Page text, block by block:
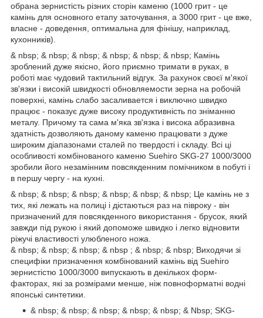
обрана зернистість різних сторін каменю (1000 грит - це
камінь для основного етапу заточування, а 3000 грит - це вже,
власне - доведення, оптимальна для фінішу, наприклад,
кухонників).
& nbsp; & nbsp; & nbsp; & nbsp; & nbsp; & nbsp; Камінь
зроблений дуже якісно, ​​його приємно тримати в руках, в
роботі має чудовий тактильний відгук. За рахунок своєї м'якої
зв'язки і високій швидкості обновляемости зерна на робочій
поверхні, камінь слабо засаливается і виключно швидко
працює - показує дуже високу продуктивність по зніманню
металу. Причому та сама м'яка зв'язка і висока абразивна
здатність дозволяють даному каменю працювати з дуже
широким діапазонами сталей по твердості і складу. Всі ці
особливості комбінованого каменю Suehiro SKG-27 1000/3000
зробили його незамінним повсякденним помічником в побуті і
в першу чергу - на кухні.
& nbsp; & nbsp; & nbsp; & nbsp; & nbsp; & nbsp; Це камінь не з
тих, які лежать на полиці і дістаються раз на півроку - він
призначений для повсякденного використання - брусок, який
завжди під рукою і який допоможе швидко і легко відновити
ріжучі властивості улюбленого ножа.
& nbsp; & nbsp; & nbsp; & nbsp ; & nbsp; & nbsp; Виходячи зі
специфіки призначення комбінований камінь від Suehiro
зернистістю 1000/3000 випускають в декількох форм-
факторах, які за розмірами менше, ніж повноформатні водні
японські синтетики.
& nbsp; & nbsp; & nbsp; & nbsp; & nbsp; & Nbsp; SKG-